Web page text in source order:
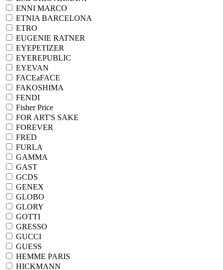
ENNI MARCO
ETNIA BARCELONA
ETRO
EUGENIE RATNER
EYEPETIZER
EYEREPUBLIC
EYEVAN
FACEaFACE
FAKOSHIMA
FENDI
Fisher Price
FOR ART'S SAKE
FOREVER
FRED
FURLA
GAMMA
GAST
GCDS
GENEX
GLOBO
GLORY
GOTTI
GRESSO
GUCCI
GUESS
HEMME PARIS
HICKMANN